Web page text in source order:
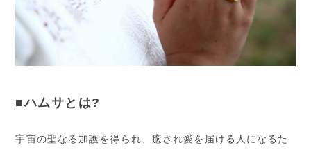
■ハムサとは?
宇宙の聖なる加護を得られ、癒され愛を届ける人になるた